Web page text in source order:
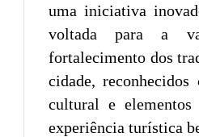
uma iniciativa
voltada para a
fortalecimento dos
cidade,
cultural e elementos
experiência turística